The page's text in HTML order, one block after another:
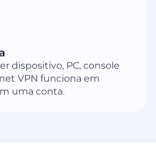
dispositivo, PC, console
VPN funciona em
uma conta.